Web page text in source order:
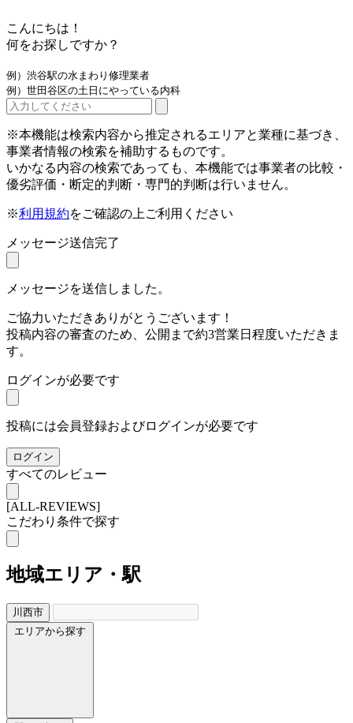
こんにちは！
何をお探しですか？
例）渋谷駅の水まわり修理業者
例）世田谷区の土日にやっている内科
※本機能は検索内容から推定されるエリアと業種に基づき、
事業者情報の検索を補助するものです。
いかなる内容の検索であっても、本機能では事業者の比較・
優劣評価・断定的判断・専門的判断は行いません。
※利用規約をご確認の上ご利用ください
メッセージ送信完了
メッセージを送信しました。
ご協力いただきありがとうございます！
投稿内容の審査のため、公開まで約3営業日程度いただきま
す。
ログインが必要です
投稿には会員登録およびログインが必要です
ログイン
すべてのレビュー
[ALL-REVIEWS]
こだわり条件で探す
地域エリア・駅
川西市
エリアから探す